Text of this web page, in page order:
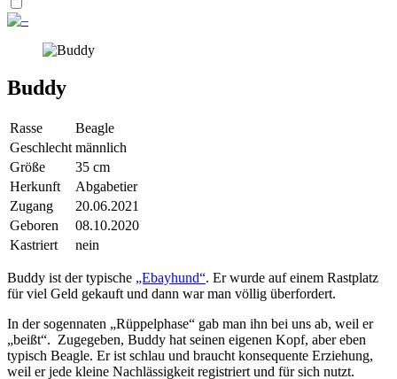
Buddy
Rasse
Beagle
Geschlecht männlich
Größe
35 cm
Herkunft
Abgabetier
Zugang
20.06.2021
Geboren
08.10.2020
Kastriert
nein
Buddy ist der typische „Ebayhund“. Er wurde auf einem Rastplatz
für viel Geld gekauft und dann war man völlig überfordert.
In der sogennaten „Rüppelphase“ gab man ihn bei uns ab, weil er
„beißt“. Zugegeben, Buddy hat seinen eigenen Kopf, aber eben
typisch Beagle. Er ist schlau und braucht konsequente Erziehung,
weil er jede kleine Nachlässigkeit registriert und für sich nutzt.